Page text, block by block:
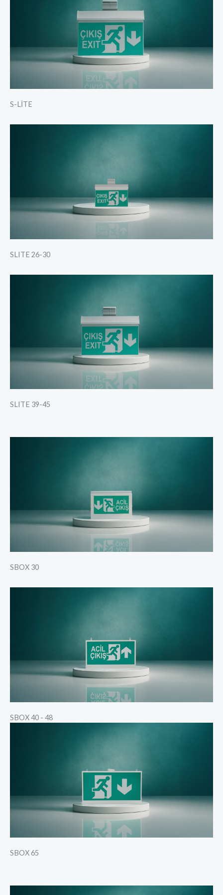
S-LİTE
SLITE 26-30
SLITE 39-45
SBOX 30
SBOX 40 - 48
SBOX 65